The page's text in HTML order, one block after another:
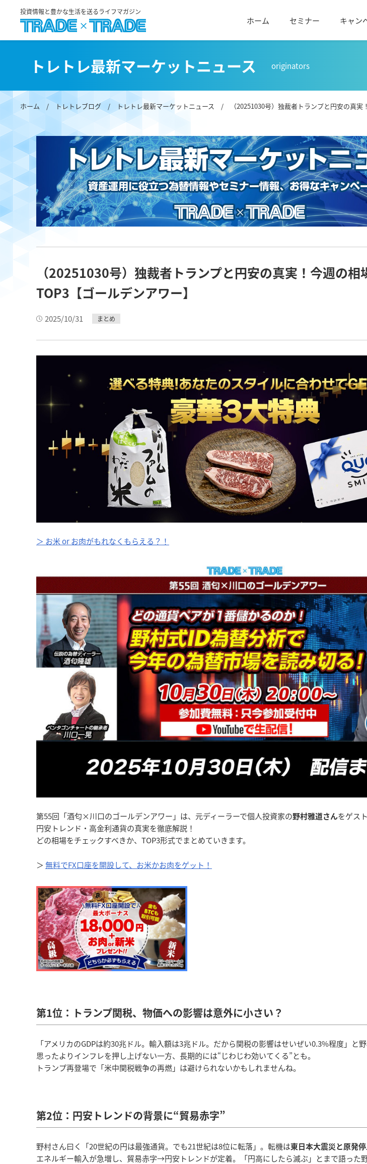
投資情報と豊かな生活を送るライフマガジン
ホーム セミナー キャン
トレトレ最新マーケットニュース originators
ホーム /トレトレブログ / トレトレ最新マーケットニュース / （20251030号）独裁者トランプと円安の真実
（20251030号）独裁者トランプと円安の真実！今週の相
TOP3【ゴールデンアワー】
2025/10/31 まとめ
＞ お米 or お肉がもれなくもらえる？！
第55回「酒匂×川口のゴールデンアワー」は、元ディーラーで個人投資家の野村雅道さんをゲス
円安トレンド・高金利通貨の真実を徹底解説！
どの相場をチェックすべきか、TOP3形式でまとめていきます。
＞無料でFX口座を開設して、お米かお肉をゲット！
第1位：トランプ関税、物価への影響は意外に小さい？
「アメリカのGDPは約30兆ドル。輸入額は3兆ドル。だから関税の影響はせいぜい0.3%程度」と野
思ったよりインフレを押し上げない一方、長期的には“じわじわ効いてくる”とも。
トランプ再登場で「米中関税戦争の再燃」は避けられないかもしれませんね。
第2位：円安トレンドの背景に“貿易赤字”
野村さん曰く「20世紀の円は最強通貨。でも21世紀は8位に転落」。転機は東日本大震災と原発
エネルギー輸入が急増し、貿易赤字→円安トレンドが定着。「円高にしたら滅ぶ」とまで語った